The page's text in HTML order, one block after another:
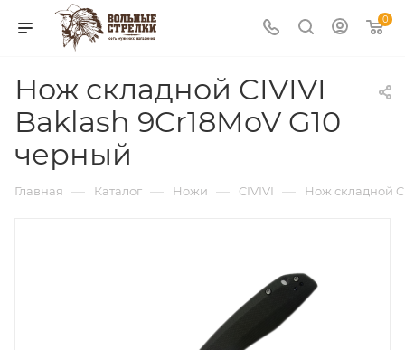
0
Нож складной CIVIVI
Baklash 9Cr18MoV G10
черный
Главная — Каталог — Ножи — CIVIVI — Нож складной